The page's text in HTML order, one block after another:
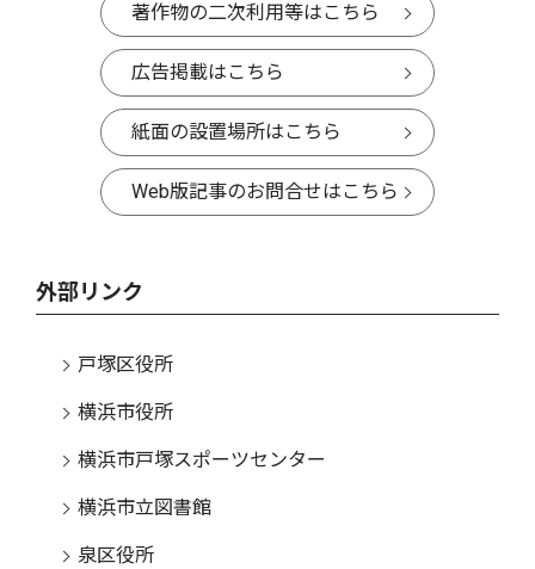
著作物の二次利用等はこちら
広告掲載はこちら
紙面の設置場所はこちら
Web版記事のお問合せはこちら
外部リンク
戸塚区役所
横浜市役所
横浜市戸塚スポーツセンター
横浜市立図書館
泉区役所